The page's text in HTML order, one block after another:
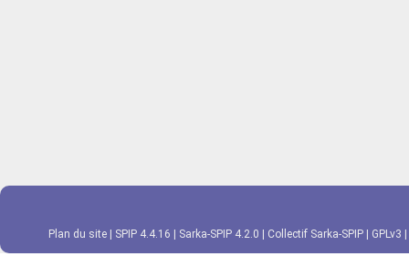
Plan du site SPIP 4.4.16 Sarka-SPIP 4.2.0 Collectif Sarka-SPIP GPLv3